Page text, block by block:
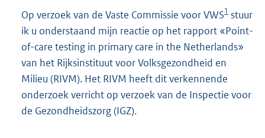
Op verzoek van de Vaste Commissie voor VWS1 stuur
ik u onderstaand mijn reactie op het rapport «Point-
of-care testing in primary care in the Netherlands»
van het Rijksinstituut voor Volksgezondheid en
Milieu (RIVM). Het RIVM heeft dit verkennende
onderzoek verricht op verzoek van de Inspectie voor
de Gezondheidszorg (IGZ).